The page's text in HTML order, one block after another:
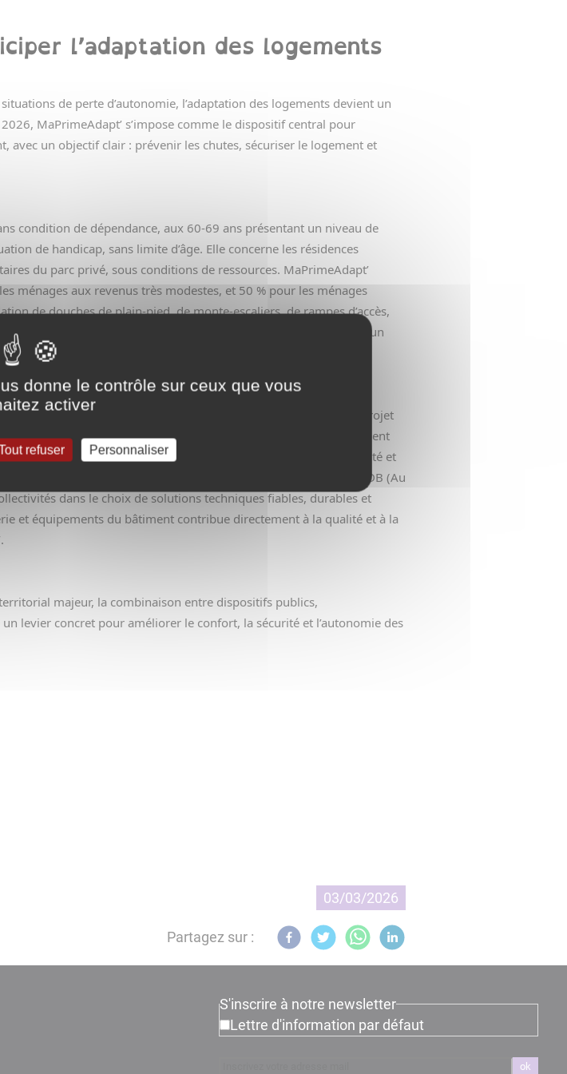
l’adaptation des logements
de perte d’autonomie, l’adaptation des logements devient un
MaPrimeAdapt’ s’impose comme le dispositif central pour
avec un objectif clair : prévenir les chutes, sécuriser le logement et
condition de dépendance, aux 60-69 ans présentant un niveau de
de handicap, sans limite d’âge. Elle concerne les résidences
du parc privé, sous conditions de ressources. MaPrimeAdapt’
ménages aux revenus très modestes, et 50 % pour les ménages
de douches de plain-pied, de monte-escaliers, de rampes d’accès,
Le dispositif prévoit un accompagnement obligatoire par un
travaux et la bonne utilisation des aides.
des logements. Au-delà des aides financières, la réussite d’un projet
des matériaux utilisés. Dans ce contexte, la quincaillerie du bâtiment
sanitaires adaptés, solutions d’accessibilité, éléments de sécurité et
Des acteurs spécialisés du secteur du bâtiment, comme AFDB (Au
dans le choix de solutions techniques fiables, durables et
et équipements du bâtiment contribue directement à la qualité et à la
majeur, la combinaison entre dispositifs publics,
levier concret pour améliorer le confort, la sécurité et l’autonomie des
03/03/2026
Partagez sur :
S'inscrire à notre newsletter
Lettre d'information par défaut
ok
donne le contrôle sur ceux que vous
activer
refuser Personnaliser